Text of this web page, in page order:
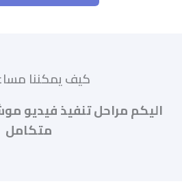
كيف يمكننا
اليكم مراحل تنفيذ فيديو
متكامل